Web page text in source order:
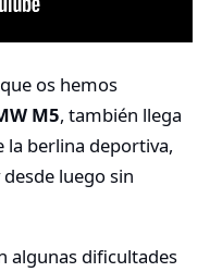
os hemos
M5, también llega
la berlina deportiva,
desde luego sin
algunas dificultades